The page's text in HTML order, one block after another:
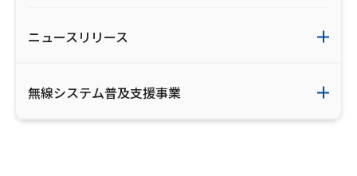
ニュースリリース
無線システム普及支援事業